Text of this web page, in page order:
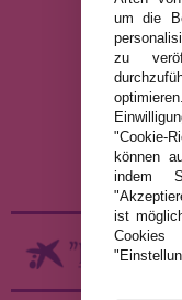
um die
zu
können
indem
ist